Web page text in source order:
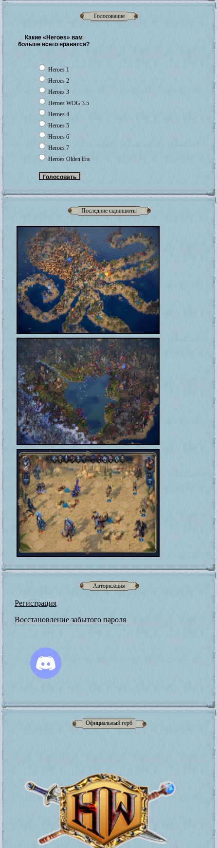
Голосование
Какие «Heroes» вам
больше всего нравятся?
Heroes 1
Heroes 2
Heroes 3
Heroes WOG 3.5
Heroes 4
Heroes 5
Heroes 6
Heroes 7
Heroes Olden Era
Последние скриншоты
Авторизация
Регистрация
Восстановление забытого пароля
Официальный герб